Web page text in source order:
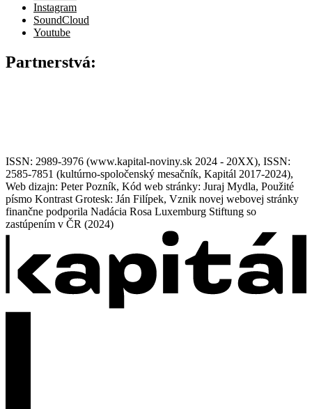
Instagram
SoundCloud
Youtube
Partnerstvá:
ISSN: 2989-3976 (www.kapital-noviny.sk 2024 - 20XX), ISSN:
2585-7851 (kultúrno-spoločenský mesačník, Kapitál 2017-2024),
Web dizajn: Peter Pozník, Kód web stránky: Juraj Mydla, Použité
písmo Kontrast Grotesk: Ján Filípek, Vznik novej webovej stránky
finančne podporila Nadácia Rosa Luxemburg Stiftung so
zastúpením v ČR (2024)